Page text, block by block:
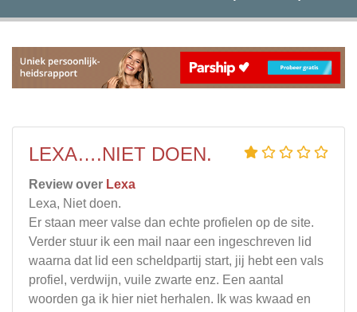
LEXA….NIET DOEN.
Review over Lexa
Lexa, Niet doen.
Er staan meer valse dan echte profielen op de site.
Verder stuur ik een mail naar een ingeschreven lid
waarna dat lid een scheldpartij start, jij hebt een vals
profiel, verdwijn, vuile zwarte enz. Een aantal
woorden ga ik hier niet herhalen. Ik was kwaad en